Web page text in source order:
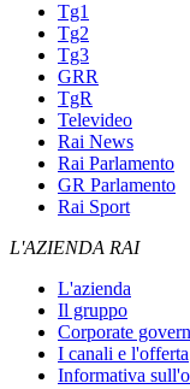
Tg1
Tg2
Tg3
GRR
TgR
Televideo
Rai News
Rai Parlamento
GR Parlamento
Rai Sport
L'AZIENDA RAI
L'azienda
Il gruppo
Corporate
I canali e l'offerta
Informativa